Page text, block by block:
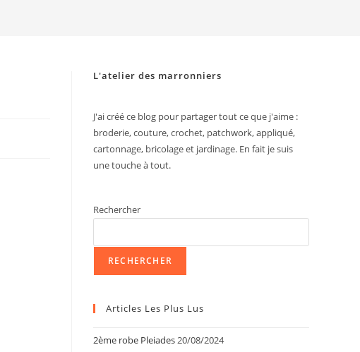
L'atelier des marronniers
J'ai créé ce blog pour partager tout ce que j'aime :
broderie, couture, crochet, patchwork, appliqué,
cartonnage, bricolage et jardinage. En fait je suis
une touche à tout.
Rechercher
RECHERCHER
Articles Les Plus Lus
2ème robe Pleiades20/08/2024